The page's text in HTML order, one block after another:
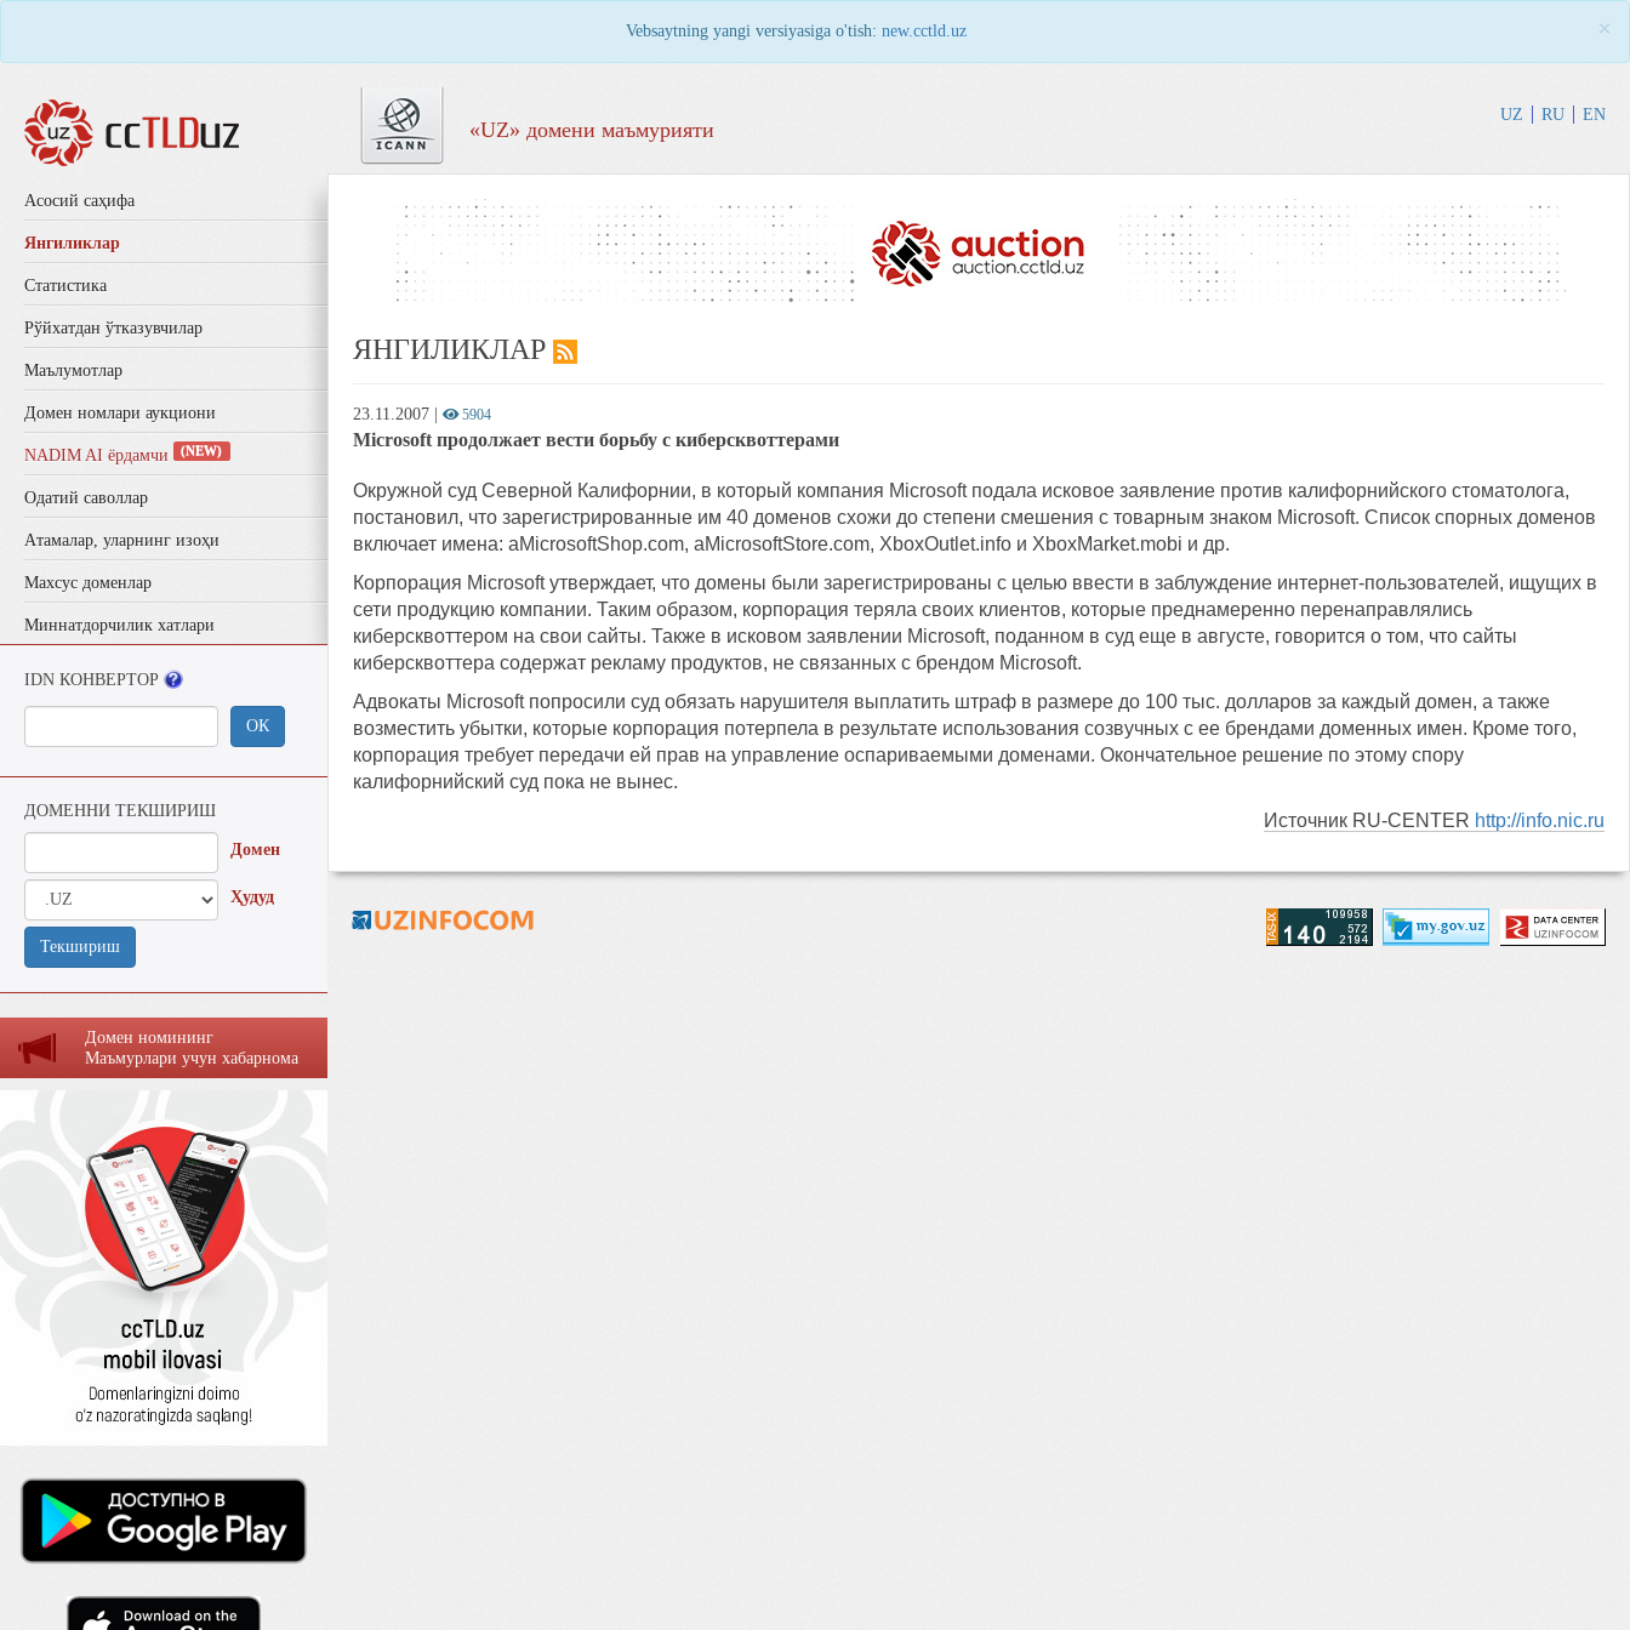
Vebsaytning yangi versiyasiga o'tish: new.cctld.uz ×
«UZ» домени маъмурияти
UZ RU EN
Aсосий саҳифа
Янгиликлар
Статистика
Рўйхатдан ўтказувчилар
Маълумотлар
Домен номлари аукциони
NADIM AI ёрдамчи (NEW)
Одатий саволлар
Aтамалар, уларнинг изоҳи
Махсус доменлар
Миннатдорчилик хатлари
IDN КОНВЕРТОР
ОК
ДОМЕННИ ТЕКШИРИШ
Домен
Ҳудуд
Текшириш
Домен номининг
Маъмурлaри учун хaбaрномa
ЯНГИЛИКЛАР
23.11.2007 5904
Microsoft продолжает вести борьбу с киберсквоттерами
Окружной суд Северной Калифорнии, в который компания Microsoft подала исковое заявление против калифорнийского стоматолога,
постановил, что зарегистрированные им 40 доменов схожи до степени смешения с товарным знаком Microsoft. Список спорных доменов
включает имена: aMicrosoftShop.com, aMicrosoftStore.com, XboxOutlet.info и XboxMarket.mobi и др.
Корпорация Microsoft утверждает, что домены были зарегистрированы с целью ввести в заблуждение интернет-пользователей, ищущих в
сети продукцию компании. Таким образом, корпорация теряла своих клиентов, которые преднамеренно перенаправлялись
киберсквоттером на свои сайты. Также в исковом заявлении Microsoft, поданном в суд еще в августе, говорится о том, что сайты
киберсквоттера содержат рекламу продуктов, не связанных с брендом Microsoft.
Адвокаты Microsoft попросили суд обязать нарушителя выплатить штраф в размере до 100 тыс. долларов за каждый домен, а также
возместить убытки, которые корпорация потерпела в результате использования созвучных с ее брендами доменных имен. Кроме того,
корпорация требует передачи ей прав на управление оспариваемыми доменами. Окончательное решение по этому спору
калифорнийский суд пока не вынес.
Источник RU-CENTER http://info.nic.ru